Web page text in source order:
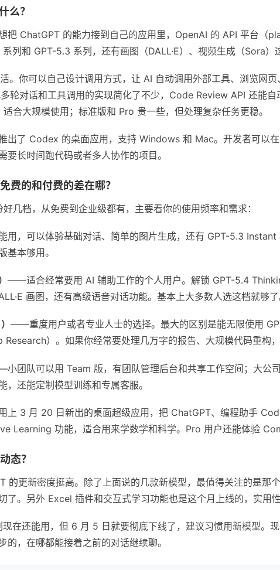
么？
把 ChatGPT 的能力接到自己的应用里，OpenAI 的 API 平台（
列和 GPT-5.3 系列，还有画图（DALL·E）、视频生成（Sora）
。你可以自己设计调用方式，让 AI 自动调用外部工具、浏览网
轮对话和工具调用的实现简化了不少，Code Review API 还能
合大规模使用；标准版和 Pro 贵一些，但处理复杂任务更稳。
出了 Codex 的桌面应用，支持 Windows 和 Mac。开发者可以
要长时间跑代码或者多人协作的项目。
费的和付费的差在哪？
几档，从免费到企业级都有，主要看你的使用频率和需求：
，可以体验基础对话、简单的图片生成，还有 GPT-5.3 Instant
基本够用。
——适合经常要用 AI 辅助工作的个人用户。解锁 GPT-5.4
画图，还有高级语音对话功能。基本上大多数人选这档就够了
——重度用户或者专业人士的选择。最大的区别是能无限使用
Research）。如果你经常要处理几万字的报告、大规模代码重构
团队可以用 Team 版，有团队管理后台和共享工作空间；大公
，还能定制模型训练和专属客服。
上 3 月 20 日新出的桌面超级应用，把 ChatGPT、编程助手
Learning 功能，适合用来学数学和科学。Pro 用户还能体验
态？
的更新密度挺高。除了上面说的几款新模型，最值得关注的是
了。另外 Excel 插件和交互式学习功能也是这个月上线的，实用性
在还能用，但 6 月 5 日就要彻底下线了，建议习惯用新模型。
的，在哪都能接着之前的对话继续聊。